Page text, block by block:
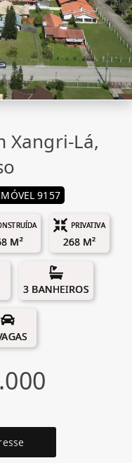
Xangri-Lá,
9157
M²
PRIVATIVA
268 M²
3 BANHEIROS